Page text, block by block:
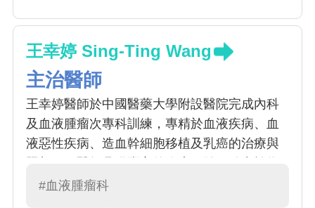
王幸婷 Sing-Ting Wang
主治醫師
王幸婷醫師於中國醫藥大學附設醫院完成內科
及血液腫瘤次專科訓練，專精於血液疾病、血
液惡性疾病、造血幹細胞移植及乳癌的治療與
患者提供高品質的醫療服務，並運用多專科團
#血液腫瘤科